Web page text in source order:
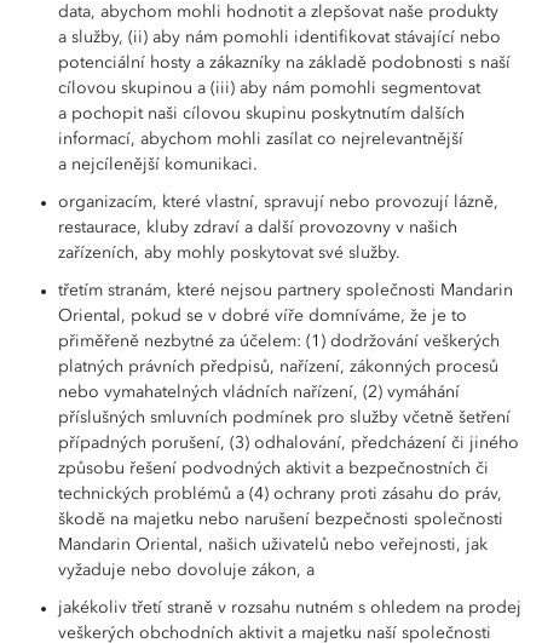
data, abychom mohli hodnotit a zlepšovat naše produkty
a služby, (ii) aby nám pomohli identifikovat stávající nebo
potenciální hosty a zákazníky na základě podobnosti s naší
cílovou skupinou a (iii) aby nám pomohli segmentovat
a pochopit naši cílovou skupinu poskytnutím dalších
informací, abychom mohli zasílat co nejrelevantnější
a nejcílenější komunikaci.
organizacím, které vlastní, spravují nebo provozují lázně,
restaurace, kluby zdraví a další provozovny v našich
zařízeních, aby mohly poskytovat své služby.
třetím stranám, které nejsou partnery společnosti Mandarin
Oriental, pokud se v dobré víře domníváme, že je to
přiměřeně nezbytné za účelem: (1) dodržování veškerých
platných právních předpisů, nařízení, zákonných procesů
nebo vymahatelných vládních nařízení, (2) vymáhání
příslušných smluvních podmínek pro služby včetně šetření
případných porušení, (3) odhalování, předcházení či jiného
způsobu řešení podvodných aktivit a bezpečnostních či
technických problémů a (4) ochrany proti zásahu do práv,
škodě na majetku nebo narušení bezpečnosti společnosti
Mandarin Oriental, našich uživatelů nebo veřejnosti, jak
vyžaduje nebo dovoluje zákon, a
jakékoliv třetí straně v rozsahu nutném s ohledem na prodej
veškerých obchodních aktivit a majetku naší společnosti